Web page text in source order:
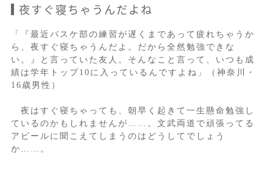
夜すぐ寝ちゃうんだよね
「『最近バスケ部の練習が遅くまであって疲れちゃうか
ら、夜すぐ寝ちゃうんだよ。だから全然勉強できな
い。』と言っていた友人。そんなこと言って、いつも成
績は学年トップ10に入っているんですよね」（神奈川・
16歳男性）
夜はすぐ寝ちゃっても、朝早く起きて一生懸命勉強し
ているのかもしれませんが……。文武両道で頑張ってる
アピールに聞こえてしまうのはどうしてでしょう
か……。